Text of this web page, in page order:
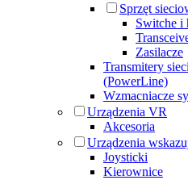
Sprzęt
Switche i
Zasilacze
Transmitery
(PowerLine)
Wzmacniacze
Urządzenia VR
Akcesoria
Urządzenia
Joysticki
Kierownice